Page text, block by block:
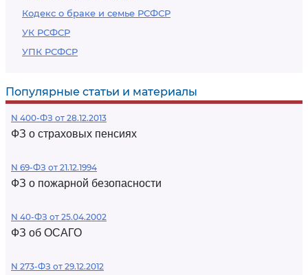
Кодекс о браке и семье РСФСР
УК РСФСР
УПК РСФСР
Популярные статьи и материалы
N 400-ФЗ от 28.12.2013
ФЗ о страховых пенсиях
N 69-ФЗ от 21.12.1994
ФЗ о пожарной безопасности
N 40-ФЗ от 25.04.2002
ФЗ об ОСАГО
N 273-ФЗ от 29.12.2012